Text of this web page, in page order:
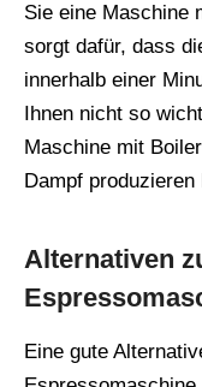
Sie eine Maschine
sorgt dafür, dass
innerhalb einer
Ihnen nicht so
Maschine mit
Dampf produzieren
Alternativen
Eine gute